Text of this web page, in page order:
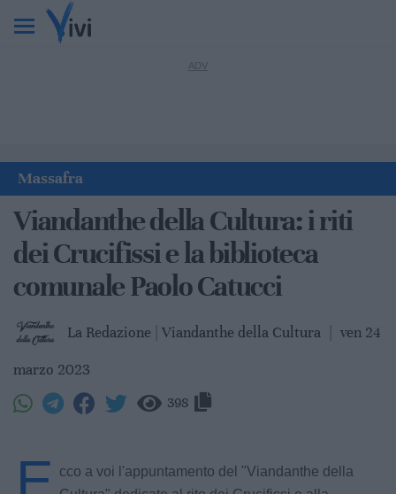
Massafra
Viandanthe della Cultura: i riti
dei Crucifissi e la biblioteca
comunale Paolo Catucci
La Redazione | Viandanthe della Cultura ven 24
marzo 2023
398
E cco a voi l'appuntamento del "Viandanthe della